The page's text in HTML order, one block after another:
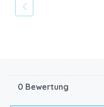
0 Bewertung